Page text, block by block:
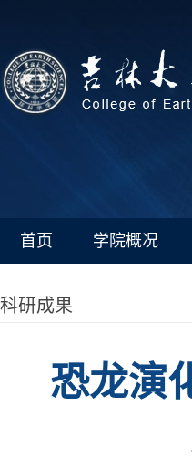
首页 学院概况
科研成果
恐龙演